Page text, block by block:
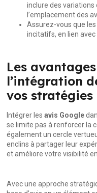
inclure des variations
l’emplacement des
Assurez-vous que
incitatifs, en lien avec
Les
l’intégration
vos stratégies
Intégrer lesavis Google
se limite pas à renforcer la
également un cercle
enclins à partager leur
et améliore votre visibilité
Avec une approche